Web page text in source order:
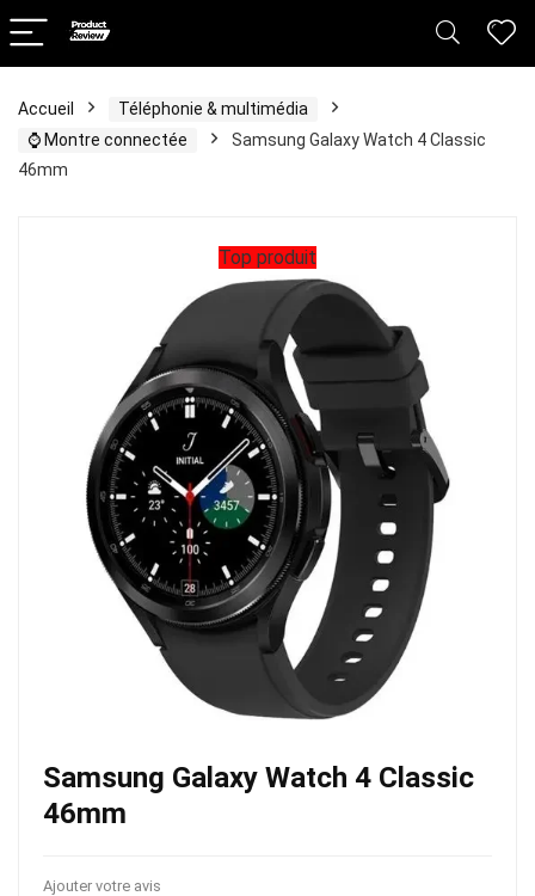
Accueil
Téléphonie & multimédia
⌚️ Montre connectée
Samsung Galaxy Watch 4 Classic
46mm
Top produit
Samsung Galaxy Watch 4 Classic
46mm
Ajouter votre avis